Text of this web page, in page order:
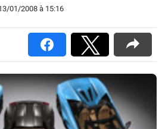
01/2008 à 15:16